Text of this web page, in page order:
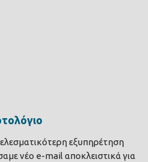
εξυπηρέτηση
νέο e-mail αποκλειστικά για